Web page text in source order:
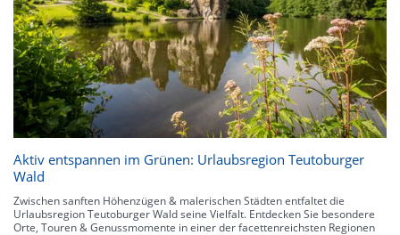
Aktiv entspannen im Grünen: Urlaubsregion Teutoburger
Wald
Zwischen sanften Höhenzügen & malerischen Städten entfaltet die
Urlaubsregion Teutoburger Wald seine Vielfalt. Entdecken Sie besondere
Orte, Touren & Genussmomente in einer der facettenreichsten Regionen